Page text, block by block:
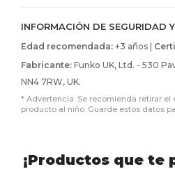
INFORMACIÓN DE SEGURIDAD
Edad recomendada: +3 años |
Fabricante: Funko UK, Ltd. - 530
NN4 7RW, UK.
* Advertencia: Se recomienda retirar
producto al niño. Guarde estos datos
¡Productos que te